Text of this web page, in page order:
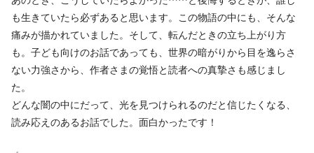
も生きていたら必ずあると思います。この物語の中にも、そんな
痛みが描かれていました。そして、転んだときの立ち上がり方
も。子ども向けのお話であっても、世界の暗がりから目を逸らさ
ない力強さから、作者さまの覚悟と読者への真摯さも感じまし
た。
どんな闇の中にだって、光を見つけられるのだと信じたくなる、
読み応えのあるお話でした。面白かったです！